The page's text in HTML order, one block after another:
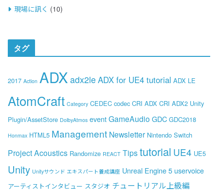
現場に訊く (10)
タグ
2017 Action ADX adx2le ADX for UE4 tutorial ADX LE
AtomCraft Category CEDEC codec CRI ADX CRI ADX2 Unity
Plugin/AssetStore DolbyAtmos eventGameAudio GDC GDC2018
Honmax HTML5 Management Newsletter Nintendo Switch
Project Acoustics Randomize REACT Tipstutorial UE4 UE5
Unity Unityサウンド エキスパート養成講座 Unreal Engine 5 uservoice
アーティストインタビュー スタジオ チュートリアル上級編